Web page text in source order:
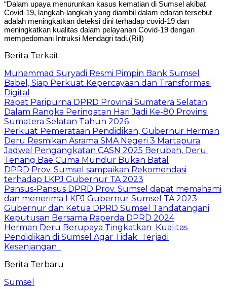
“Dalam upaya menurunkan kasus kematian di Sumsel akibat
Covid-19, langkah-langkah yang diambil dalam edaran tersebut
adalah meningkatkan deteksi dini terhadap covid-19 dan
meningkatkan kualitas dalam pelayanan Covid-19 dengan
mempedomani Intruksi Mendagri tadi.(Rill)
Berita Terkait
Muhammad Suryadi Resmi Pimpin Bank Sumsel
Babel, Siap Perkuat Kepercayaan dan Transformasi
Digital
Rapat Paripurna DPRD Provinsi Sumatera Selatan
Dalam Rangka Peringatan Hari Jadi Ke-80 Provinsi
Sumatera Selatan Tahun 2026
Perkuat Pemerataan Pendidikan, Gubernur Herman
Deru Resmikan Asrama SMA Negeri 3 Martapura
Jadwal Pengangkatan CASN 2025 Berubah, Deru:
Tenang Bae Cuma Mundur Bukan Batal
DPRD Prov. Sumsel sampaikan Rekomendasi
terhadap LKPJ Gubernur TA 2023
Pansus-Pansus DPRD Prov. Sumsel dapat memahami
dan menerima LKPJ Gubernur Sumsel TA 2023
Gubernur dan Ketua DPRD Sumsel Tandatangani
Keputusan Bersama Raperda DPRD 2024
Herman Deru Berupaya Tingkatkan Kualitas
Pendidikan di Sumsel Agar Tidak Terjadi
Kesenjangan
Berita Terbaru
Sumsel